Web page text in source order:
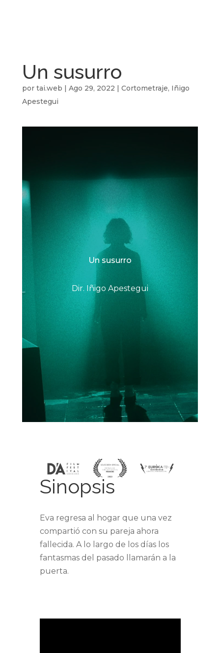
Un susurro
por tai.web Ago 29, 2022 Cortometraje, Iñigo
Apestegui
Un susurro
Dir. Iñigo Apestegui
Sinopsis
Eva regresa al hogar que una vez
compartió con su pareja ahora
fallecida. A lo largo de los días los
fantasmas del pasado llamarán a la
puerta.